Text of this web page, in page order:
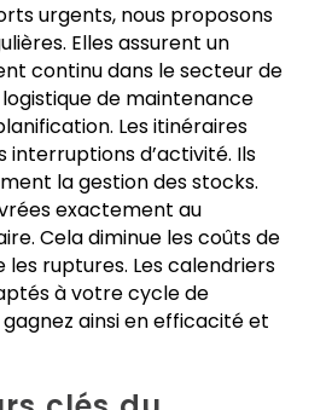
urgents, nous proposons
Elles assurent un
continu dans le secteur de
de maintenance
Les itinéraires
interruptions d’activité. Ils
la gestion des stocks.
exactement au
Cela diminue les coûts de
ruptures. Les calendriers
à votre cycle de
ainsi en efficacité et